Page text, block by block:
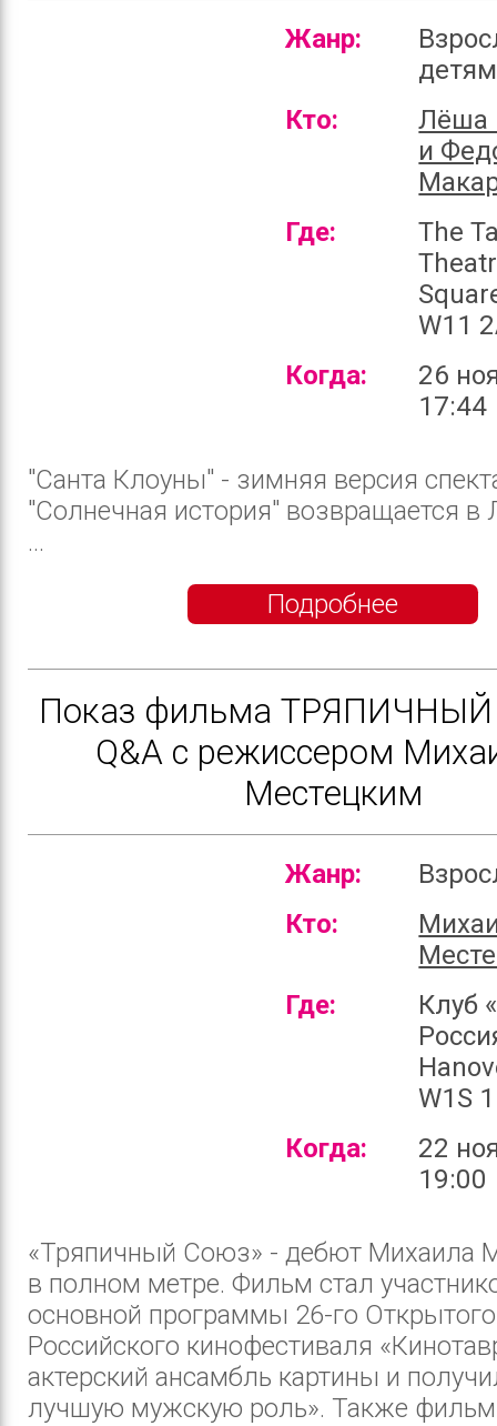
Жанр:
детям
Кто:
Лёша
и
Где:
The
W11
Когда:
26
17:44
"Санта Клоуны" - зимняя версия
"Солнечная история" возвращается в
...
Подробнее
Показ фильма
Q&A c режиссером
Местецким
Жанр:
Кто:
Где:
Клуб
W1S
Когда:
22
19:00
«Тряпичный Союз» - дебют Михаила
в полном метре. Фильм стал
основной программы 26-го Открытого
Российского кинофестиваля
актерский ансамбль картины и
лучшую мужскую роль». Также фильм